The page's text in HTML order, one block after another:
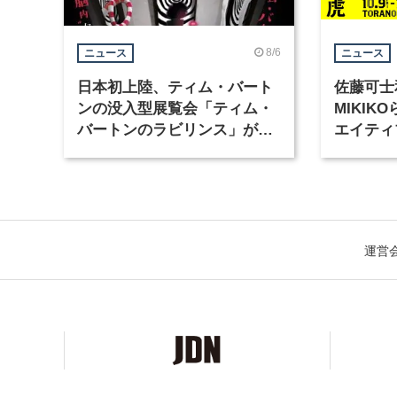
ニュース 8/6
日本初上陸、ティム・バート
ンの没入型展覧会「ティム・
バートンのラビリンス」が東
ニュース
佐藤可
MIKIKO
エイテ
運営